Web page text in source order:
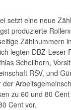
setzt eine neue
produzierte
Zählnummern
legten DBZ-Leser
Schellhorn,
RSV, und
zu 60 und 80
Cent vor.